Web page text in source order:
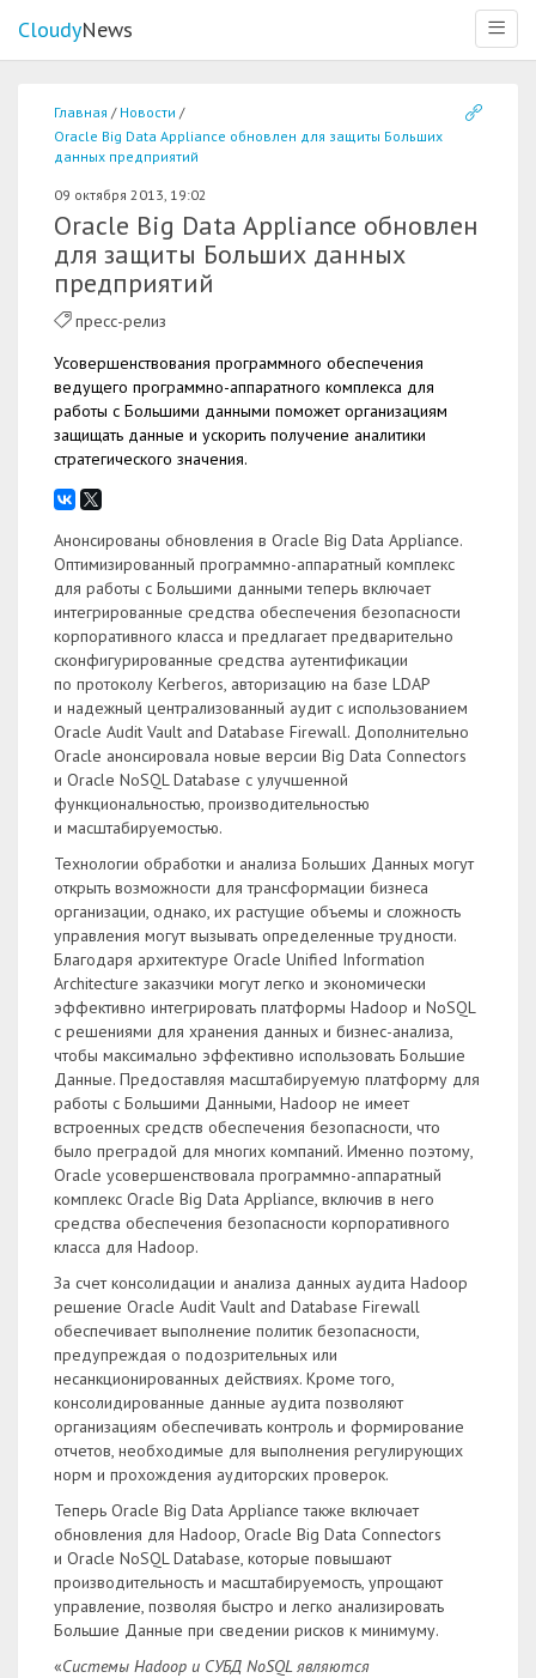
Меню
CloudyNews
Главная
Новости
Oracle Big Data Appliance обновлен для защиты Больших
данных предприятий
09 октября 2013, 19:02
Oracle Big Data Appliance обновлен
для защиты Больших данных
предприятий
пресс-релиз
Усовершенствования программного обеспечения
ведущего программно-аппаратного комплекса для
работы с Большими данными поможет организациям
защищать данные и ускорить получение аналитики
стратегического значения.
Анонсированы обновления в Oracle Big Data Appliance.
Оптимизированный программно-аппаратный комплекс
для работы с Большими данными теперь включает
интегрированные средства обеспечения безопасности
корпоративного класса и предлагает предварительно
сконфигурированные средства аутентификации
по протоколу Kerberos, авторизацию на базе LDAP
и надежный централизованный аудит с использованием
Oracle Audit Vault and Database Firewall. Дополнительно
Oracle анонсировала новые версии Big Data Connectors
и Oracle NoSQL Database с улучшенной
функциональностью, производительностью
и масштабируемостью.
Технологии обработки и анализа Больших Данных могут
открыть возможности для трансформации бизнеса
организации, однако, их растущие объемы и сложность
управления могут вызывать определенные трудности.
Благодаря архитектуре Oracle Unified Information
Architecture заказчики могут легко и экономически
эффективно интегрировать платформы Hadoop и NoSQL
с решениями для хранения данных и бизнес-анализа,
чтобы максимально эффективно использовать Большие
Данные. Предоставляя масштабируемую платформу для
работы с Большими Данными, Hadoop не имеет
встроенных средств обеспечения безопасности, что
было преградой для многих компаний. Именно поэтому,
Oracle усовершенствовала программно-аппаратный
комплекс Oracle Big Data Appliance, включив в него
средства обеспечения безопасности корпоративного
класса для Hadoop.
За счет консолидации и анализа данных аудита Hadoop
решение Oracle Audit Vault and Database Firewall
обеспечивает выполнение политик безопасности,
предупреждая о подозрительных или
несанкционированных действиях. Кроме того,
консолидированные данные аудита позволяют
организациям обеспечивать контроль и формирование
отчетов, необходимые для выполнения регулирующих
норм и прохождения аудиторских проверок.
Теперь Oracle Big Data Appliance также включает
обновления для Hadoop, Oracle Big Data Connectors
и Oracle NoSQL Database, которые повышают
производительность и масштабируемость, упрощают
управление, позволяя быстро и легко анализировать
Большие Данные при сведении рисков к минимуму.
«Системы Hadoop и СУБД NoSQL являются